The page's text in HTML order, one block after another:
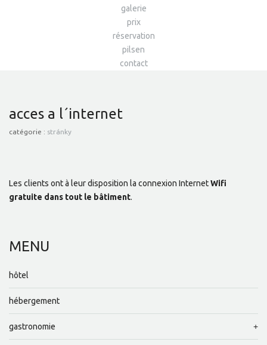
galerie
prix
réservation
pilsen
contact
acces a l´internet
catégorie : stránky
Les clients ont à leur disposition la connexion InternetWifi
gratuite dans tout le bâtiment.
MENU
hôtel
hébergement
gastronomie